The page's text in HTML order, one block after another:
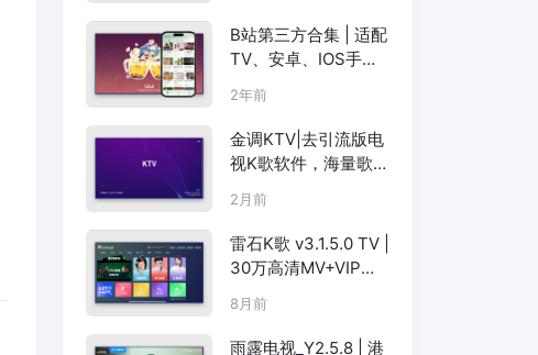
B站第三方合集 | 适配
TV、安卓、IOS手
机、PC等多版本，还
有B站视频下载客户端
2年前
金调KTV|去引流版电
视K歌软件，海量歌曲
在家K歌
2月前
雷石K歌 v3.1.5.0 TV |
30万高清MV+VIP破
解，客厅KTV零成本
方案
8月前
雨露电视_Y2.5.8 | 港